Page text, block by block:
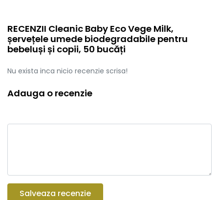
RECENZII Cleanic Baby Eco Vege Milk,
șervețele umede biodegradabile pentru
bebeluși și copii, 50 bucăți
Nu exista inca nicio recenzie scrisa!
Adauga o recenzie
Salveaza recenzie